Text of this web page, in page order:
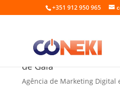
+351 912 950 965
Fazer site para
de Gaia
Agência de Marketing Digital